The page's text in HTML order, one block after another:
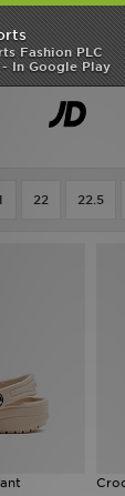
Fashion PLC
- In Google Play
(Maten
Sandalen
22 22.5